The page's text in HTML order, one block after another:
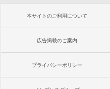
本サイトのご利用について
広告掲載のご案内
プライバシーポリシー